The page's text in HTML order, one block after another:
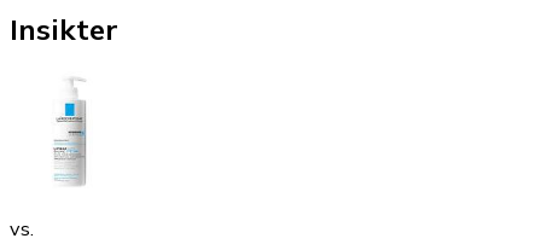
Insikter
vs.